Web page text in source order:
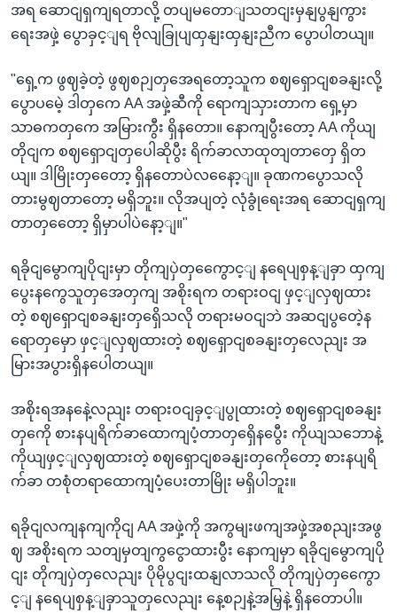
အရ ဆောငျရှကျရတာလို့ တပျမတောျသတငျးမှနျပွနျကွား
ရေးအဖှဲ့ ပွောခှင့ျရ ဗိုလျခြုပျထှနျးထှနျးညီက ပွောပါတယျ။
"ရှေ့က ဖွဈခဲ့တဲ့ ဖွဈစဉျတှအေရတော့သူက စဈရှောငျစခနျးလို့
ပွောပမေဲ့ ဒါတှကေ AA အဖှဲ့ဆီကို ရောကျသှားတာက ရှေ့မှာ
သာဓကတှကေ အမြားကွီး ရှိနတော။ နောကျပွီးတော့ AA ကိုယျ
တိုငျက စဈရှောငျတှပေါဆိုပွီး ရိက်ခာလာထုတျတာတှေ ရှိတ
ယျ။ ဒါမြိုးတှတေော့ ရှိနတောပဲလနေော့ျ။ ခုဏကပွောသလို
တားမွဈတာတော့ မရှိဘူး။ လိုအပျတဲ့ လုံခွုံရေးအရ ဆောငျရှကျ
တာတှတေော့ ရှိမှာပါပဲနော့ျ။"
ရခိုငျမွောကျပိုငျးမှာ တိုကျပှဲတှကွေောင့ျ နရေပျစှန့ျခှာ ထှကျ
ပွေးနကွေသူတှအေတှကျ အစိုးရက တရားဝငျ ဖှင့ျလှဈထား
တဲ့ စဈရှောငျစခနျးတှရှေိသလို တရားမဝငျဘဲ အဆငျပွတေဲ့န
ရောတှမှော ဖှင့ျလှဈထားတဲ့ စဈရှောငျစခနျးတှလေညျး အ
မြားအပွားရှိနပေါတယျ။
အစိုးရအနနေဲ့လညျး တရားဝငျခှင့ျပွုထားတဲ့ စဈရှောငျစခနျး
တှကေို စားနပျရိက်ခာထောကျပံ့တာတှရှေိနပွေီး ကိုယျသဘောနဲ့
ကိုယျဖှင့ျလှဈထားတဲ့ စဈရှောငျစခနျးတှကေိုတော့ စားနပျရိ
က်ခာ တစုံတရာထောကျပံ့ပေးတာမြိုး မရှိပါဘူး။
ရခိုငျလကျနကျကိုငျ AA အဖှဲ့ကို အကွမျးဖကျအဖှဲ့အစညျးအဖွ
ဈ အစိုးရက သတျမှတျကွငွောထားပွီး နောကျမှာ ရခိုငျမွောကျပို
ငျး တိုကျပှဲတှလေညျး ပိုမိုပွငျးထနျလာသလို တိုကျပှဲတှကွေော
င့ျ နရေပျစှန့ျခှာသူတှလေညျး နေ့စဉျနဲ့အမြှနဲ့ ရှိနတောပါ။